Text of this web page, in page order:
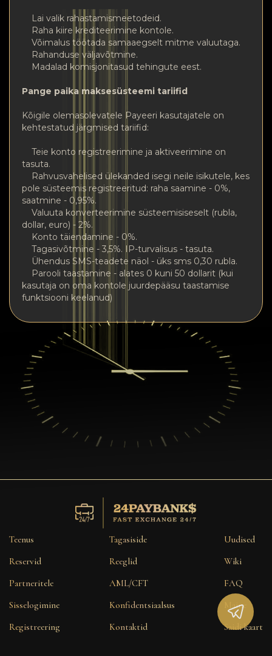
Lai valik rahastamismeetodeid.
Raha kiire krediteerimine kontole.
Võimalus töötada samaaegselt mitme valuutaga.
Rahanduse väljavõtmine.
Madalad komisjonitasud tehingute eest.
Pange paika maksesüsteemi tariifid
Kõigile olemasolevatele Payeeri kasutajatele on
kehtestatud järgmised tariifid:
Teie konto registreerimine ja aktiveerimine on
tasuta.
Rahvusvahelised ülekanded isegi neile isikutele, kes
pole süsteemis registreeritud: raha saamine - 0%,
saatmine - 0,95%.
Valuuta konverteerimine süsteemisiseselt (rubla,
dollar, euro) - 2%.
Konto täiendamine - 0%.
Tagasivõtmine - 3,5%. IP-turvalisus - tasuta.
Ühendus SMS-teadete näol - üks sms 0,30 rubla.
Parooli taastamine - alates 0 kuni 50 dollarit (kui
kasutaja on oma kontole juurdepääsu taastamise
funktsiooni keelanud)
Teenus
Reservid
Partneritele
Sisselogimine
Registreering
Tagasiside
Reeglid
AML/CFT
Konfidentsiaalsus
Kontaktid
Uudised
Wiki
FAQ
Maine
Saidi kaart